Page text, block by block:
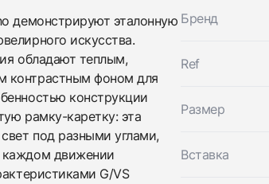
демонстрируют эталонную
искусства.
обладают теплым,
контрастным фоном для
конструкции
рамку-каретку: эта
под разными углами,
каждом движении
G/VS
Бренд
Ref
Размер
Вставка
Заказать эти часы
Оставьте ваши контактные данные и мы
вами
Messika
Puces Move Uno
НовыеКоробка + Документы
$2,400
Оставьте ваши контактные данные и мы
вами
Messika
Puces Move Uno
НовыеКоробка + Документы
$2,400